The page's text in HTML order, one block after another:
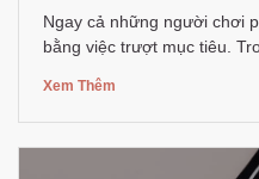
Ngay cả những người chơi
bằng việc trượt mục tiêu.
Xem Thêm